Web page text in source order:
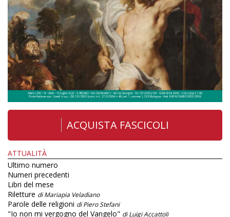
ACQUISTA FASCICOLI
ATTUALITÀ
Ultimo numero
Numeri precedenti
Libri del mese
Riletture di Mariapia Veladiano
Parole delle religioni di Piero Stefani
"Io non mi vergogno del Vangelo" di Luigi Accattoli